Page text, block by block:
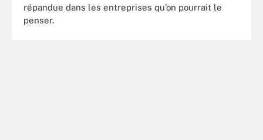
répandue dans les entreprises qu’on pourrait le
penser.